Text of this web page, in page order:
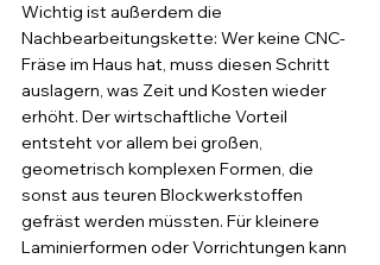
Wichtig ist außerdem die
Nachbearbeitungskette: Wer keine CNC-
Fräse im Haus hat, muss diesen Schritt
auslagern, was Zeit und Kosten wieder
erhöht. Der wirtschaftliche Vorteil
entsteht vor allem bei großen,
geometrisch komplexen Formen, die
sonst aus teuren Blockwerkstoffen
gefräst werden müssten. Für kleinere
Laminierformen oder Vorrichtungen kann